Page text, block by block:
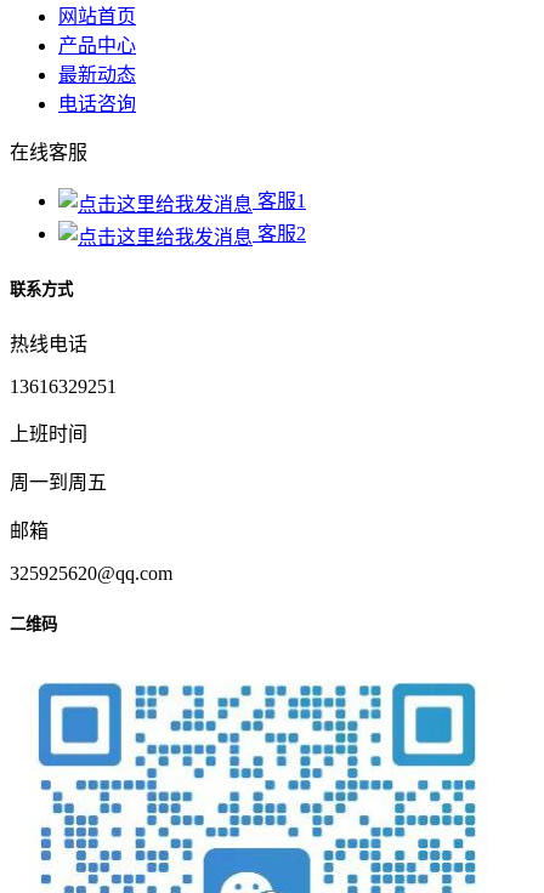
网站首页
产品中心
最新动态
电话咨询
在线客服
客服1
客服2
联系方式
热线电话
13616329251
上班时间
周一到周五
邮箱
325925620@qq.com
二维码